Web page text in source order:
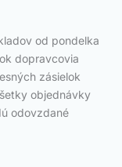
od pondelka
dopravcovia
zásielok
objednávky
odovzdané